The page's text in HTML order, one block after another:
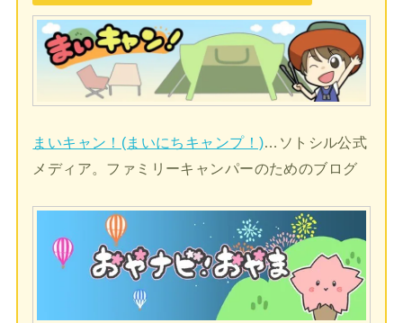
まいキャン！(まいにちキャンプ！)…ソトシル公式
メディア。ファミリーキャンパーのためのブログ